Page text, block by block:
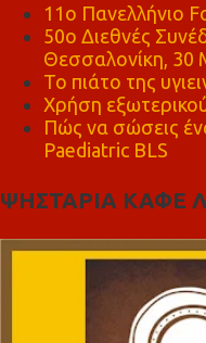
11ο Πανελλήνιο
50ο Διεθνές
Θεσσαλονίκη, 30
Το πιάτο της
Χρήση
Πώς να σώσεις
Paediatric BLS
ΨΗΣΤΑΡΙΑ ΚΑΦΕ